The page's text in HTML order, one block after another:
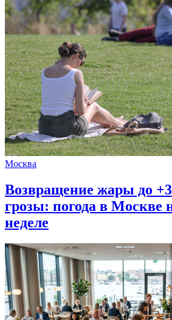
Москва
Возвращение жары до
грозы: погода в Москве
неделе